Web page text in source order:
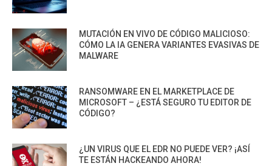
MUTACIÓN EN VIVO DE CÓDIGO MALICIOSO:
CÓMO LA IA GENERA VARIANTES EVASIVAS DE
MALWARE
RANSOMWARE EN EL MARKETPLACE DE
MICROSOFT – ¿ESTÁ SEGURO TU EDITOR DE
CÓDIGO?
¿UN VIRUS QUE EL EDR NO PUEDE VER? ¡ASÍ
TE ESTÁN HACKEANDO AHORA!